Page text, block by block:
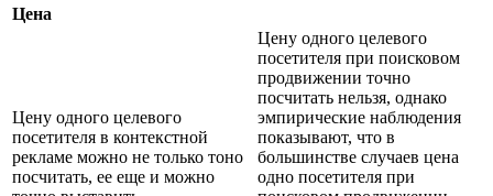
Цена
Цену одного целевого
посетителя в контекстной
рекламе можно не только тоно
посчитать, ее еще и можно
Цену одного целевого
посетителя при поисковом
продвижении точно
посчитать нельзя, однако
эмпирические наблюдения
показывают, что в
большинстве случаев цена
одно посетителя при